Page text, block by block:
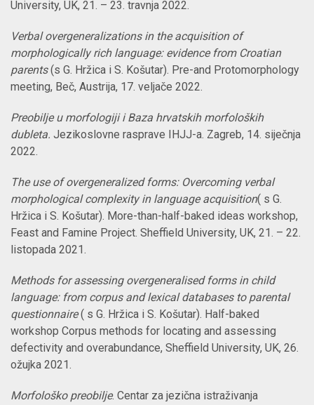
University, UK, 21. – 23. travnja 2022.
Verbal overgeneralizations in the acquisition of
morphologically rich language: evidence from Croatian
parents(s G. Hržica i S. Košutar). Pre-and Protomorphology
meeting, Beč, Austrija, 17. veljače 2022.
Preobilje u morfologiji i Baza hrvatskih morfoloških
dubleta. Jezikoslovne rasprave IHJJ-a. Zagreb, 14. siječnja
2022.
The use of overgeneralized forms: Overcoming verbal
morphological complexity in language acquisition( s G.
Hržica i S. Košutar). More-than-half-baked ideas workshop,
Feast and Famine Project. Sheffield University, UK, 21. – 22.
listopada 2021.
Methods for assessing overgeneralised forms in child
language: from corpus and lexical databases to parental
questionnaire( s G. Hržica i S. Košutar). Half-baked
workshop Corpus methods for locating and assessing
defectivity and overabundance, Sheffield University, UK, 26.
ožujka 2021.
Morfološko preobilje. Centar za jezična istraživanja